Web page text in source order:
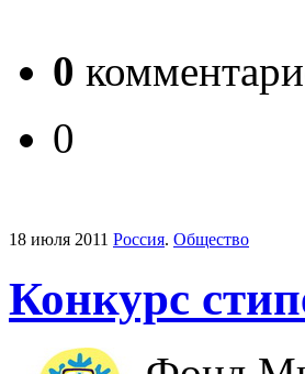
0
0
18 июля 2011 Россия. Общество
Конкурс